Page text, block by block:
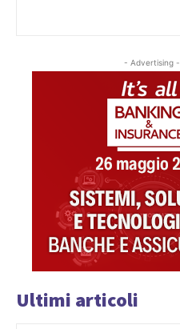
- Advertising -
Ultimi articoli